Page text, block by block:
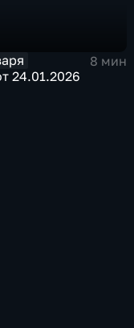
8 мин
24.01.2026